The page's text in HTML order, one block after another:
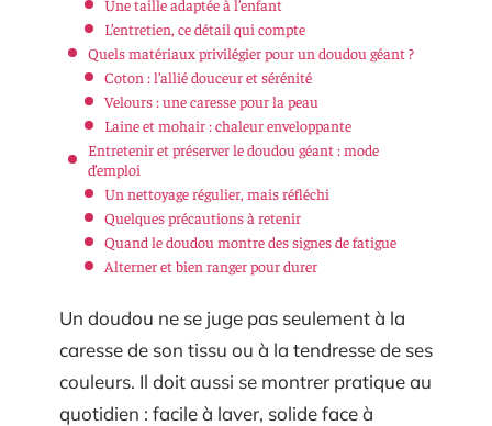
L’entretien, ce détail qui compte
Quels matériaux privilégier pour un doudou géant ?
Coton : l’allié douceur et sérénité
Velours : une caresse pour la peau
Laine et mohair : chaleur enveloppante
Entretenir et préserver le doudou géant : mode
d’emploi
Un nettoyage régulier, mais réfléchi
Quelques précautions à retenir
Quand le doudou montre des signes de fatigue
Alterner et bien ranger pour durer
Un doudou ne se juge pas seulement à la
caresse de son tissu ou à la tendresse de ses
couleurs. Il doit aussi se montrer pratique au
quotidien : facile à laver, solide face à